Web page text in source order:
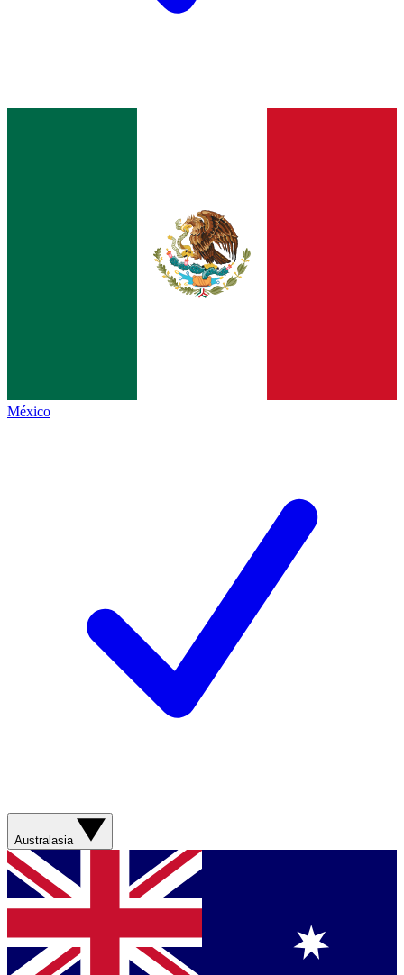
México
Australasia